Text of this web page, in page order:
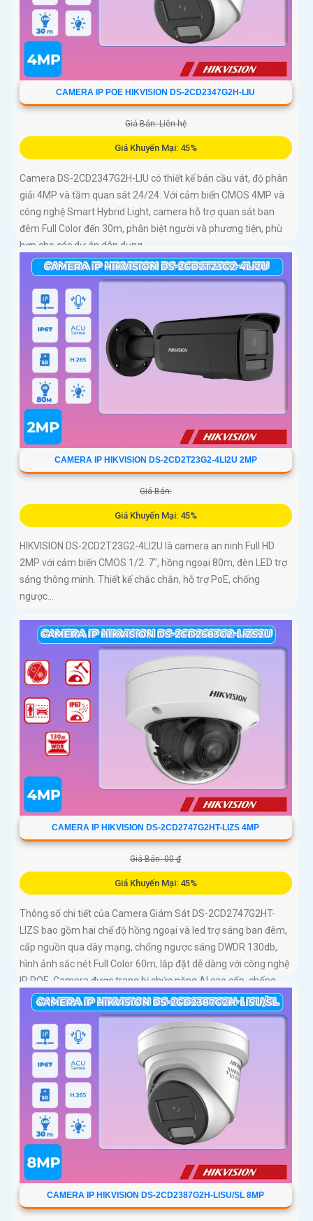
CAMERA IP POE HIKVISION DS-2CD2347G2H-LIU
Giá Bán: Liên hệ
Giá Khuyến Mại: 45%
Camera DS-2CD2347G2H-LIU có thiết kế bán cầu vát, độ phân
giải 4MP và tầm quan sát 24/24. Với cảm biến CMOS 4MP và
công nghệ Smart Hybrid Light, camera hỗ trợ quan sát ban
đêm Full Color đến 30m, phân biệt người và phương tiện, phù
hợp cho các dự án dân dụng
CAMERA IP HIKVISION DS-2CD2T23G2-4LI2U 2MP
Giá Bán:
Giá Khuyến Mại: 45%
HIKVISION DS-2CD2T23G2-4LI2U là camera an ninh Full HD
2MP với cảm biến CMOS 1/2. 7", hồng ngoại 80m, đèn LED trợ
sáng thông minh. Thiết kế chắc chắn, hỗ trợ PoE, chống
ngược...
CAMERA IP HIKVISION DS-2CD2747G2HT-LIZS 4MP
Giá Bán: 00 ₫
Giá Khuyến Mại: 45%
Thông số chi tiết của Camera Giám Sát DS-2CD2747G2HT-
LIZS bao gồm hai chế độ hồng ngoại và led trợ sáng ban đêm,
cấp nguồn qua dây mạng, chống ngược sáng DWDR 130db,
hình ảnh sắc nét Full Color 60m, lắp đặt dễ dàng với công nghệ
IP POE. Camera được trang bị chức năng AI cao cấp, chống
ngược sáng DWDR 130db
CAMERA IP HIKVISION DS-2CD2387G2H-LISU/SL 8MP